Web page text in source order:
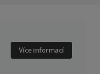
Více informací